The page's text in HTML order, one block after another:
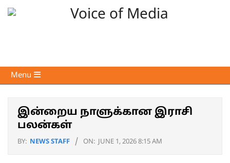
Skip
Voice
of
Primary
Navigation
Menu
இன்றைய நாளுக்கான இராசி
பலன்கள்
BY: NEWS STAFF ON: JUNE 1, 2026 8:15 AM